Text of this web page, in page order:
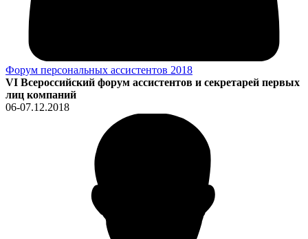
Форум персональных ассистентов 2018
VI Всероссийский форум ассистентов и секретарей первых
лиц компаний
06-07.12.2018